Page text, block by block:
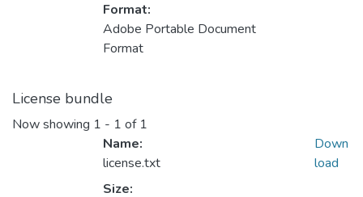
Format:
Adobe Portable Document
Format
License bundle
Now showing 1 - 1 of 1
Name:
license.txt
Size:
Down
load